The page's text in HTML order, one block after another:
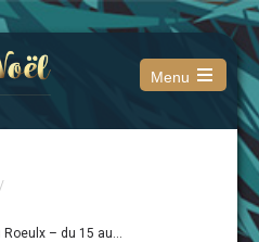
Menu
Open
main
/
– du 15 au...